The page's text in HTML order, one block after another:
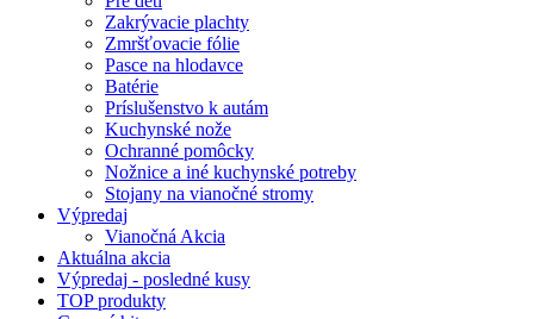
Zakrývacie plachty
Zmršťovacie fólie
Pasce na hlodavce
Batérie
Príslušenstvo k autám
Kuchynské nože
Ochranné pomôcky
Nožnice a iné kuchynské potreby
Stojany na vianočné stromy
Výpredaj
Vianočná Akcia
Aktuálna akcia
Výpredaj - posledné kusy
TOPprodukty